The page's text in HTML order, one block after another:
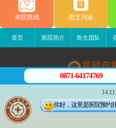
来院路线 图文问诊
首页 医院简介 医生团队
昆明白癜
昆明市五华区
版权所有：昆明
0871-64174769
你好，这里是医院预约